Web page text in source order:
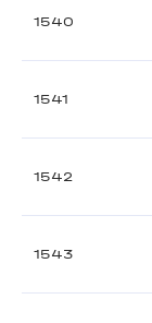
1540
1541
1542
1543